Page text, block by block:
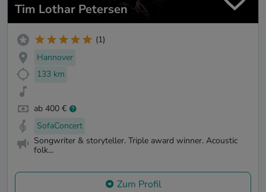
Tim Lothar Petersen
(1)
Hannover
133 km
ab 400 €
SofaConcert
Songwriter & storyteller. Triple award winner. Acoustic
folk...
Zum Profil